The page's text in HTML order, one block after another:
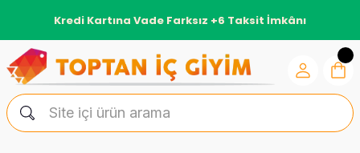
Kredi Kartına Vade Farksız +6 Taksit İmkânı